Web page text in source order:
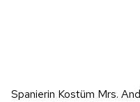
Spanierin Kostüm Mrs.